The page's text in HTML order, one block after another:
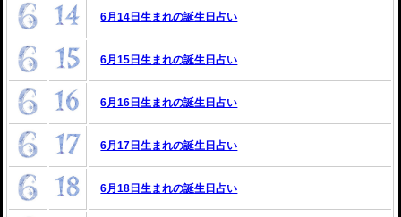
6月14日生まれの誕生日占い
6月15日生まれの誕生日占い
6月16日生まれの誕生日占い
6月17日生まれの誕生日占い
6月18日生まれの誕生日占い